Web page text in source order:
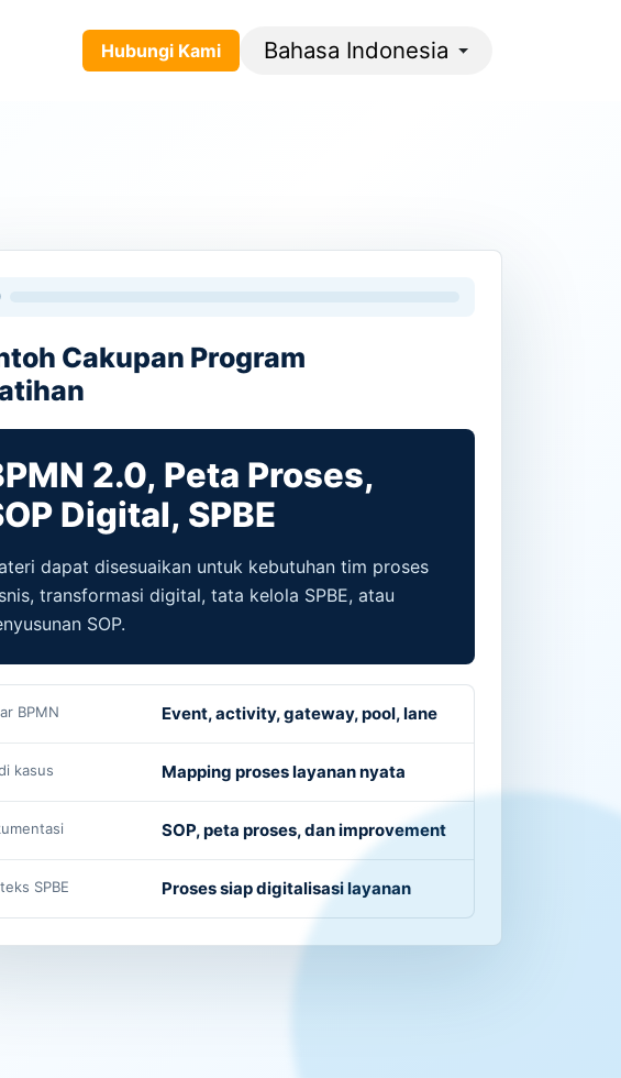
Hubungi ​​​​K​​​​​​​​ami​​ Bahasa Indonesia
Cakupan Program
2.0, Peta Proses,
Digital, SPBE
dapat disesuaikan untuk kebutuhan tim proses
transformasi digital, tata kelola SPBE, atau
SOP.
BPMN Event, activity, gateway, pool, lane
kasus Mapping proses layanan nyata
SOP, peta proses, dan improvement
SPBE Proses siap digitalisasi layanan